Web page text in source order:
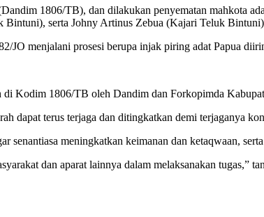
1806/TB), dan dilakukan penyematan mahkota
serta Johny Artinus Zebua (Kajari Teluk
JO menjalani prosesi berupa injak piring adat Papua
di Kodim 1806/TB oleh Dandim dan Forkopimda
dapat terus terjaga dan ditingkatkan demi terjaganya
meningkatkan keimanan dan ketaqwaan,
dan aparat lainnya dalam melaksanakan tugas,”